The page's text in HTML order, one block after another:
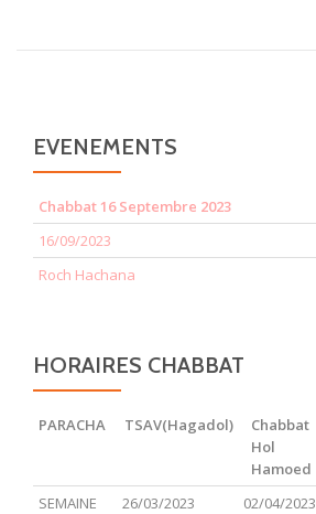
EVENEMENTS
Chabbat 16 Septembre 2023
16/09/2023
Roch Hachana
HORAIRES CHABBAT
PARACHA TSAV(Hagadol)
Chabbat
Hol
Hamoed
PARACHA TSAV(Hagadol)
Chabbat
SEMAINE
26/03/2023 02/04/2023